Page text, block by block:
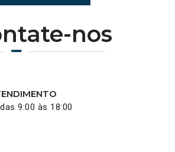
nos
9:00 às 18:00